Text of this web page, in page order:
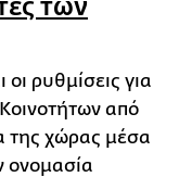
των
ρυθμίσεις για
από
της χώρας μέσα
ονομασία